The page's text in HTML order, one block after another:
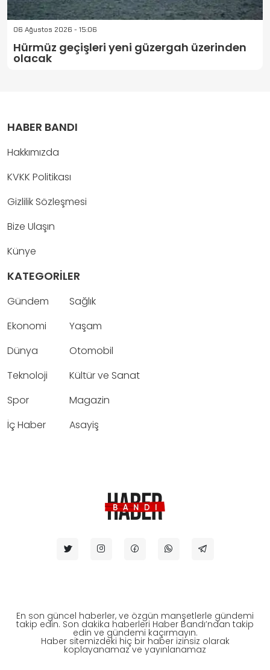
06 Ağustos 2026 - 15:06
Hürmüz geçişleri yeni güzergah üzerinden
olacak
HABER BANDI
Hakkımızda
KVKK Politikası
Gizlilik Sözleşmesi
Bize Ulaşın
Künye
KATEGORİLER
Gündem
Ekonomi
Dünya
Teknoloji
Spor
İç Haber
Sağlık
Yaşam
Otomobil
Kültür ve Sanat
Magazin
Asayiş
En son güncel haberler, ve özgün manşetlerle gündemi
takip edin. Son dakika haberleri Haber Bandı’ndan takip
edin ve gündemi kaçırmayın.
Haber sitemizdeki hiç bir haber izinsiz olarak
koplayanamaz ve yayınlanamaz